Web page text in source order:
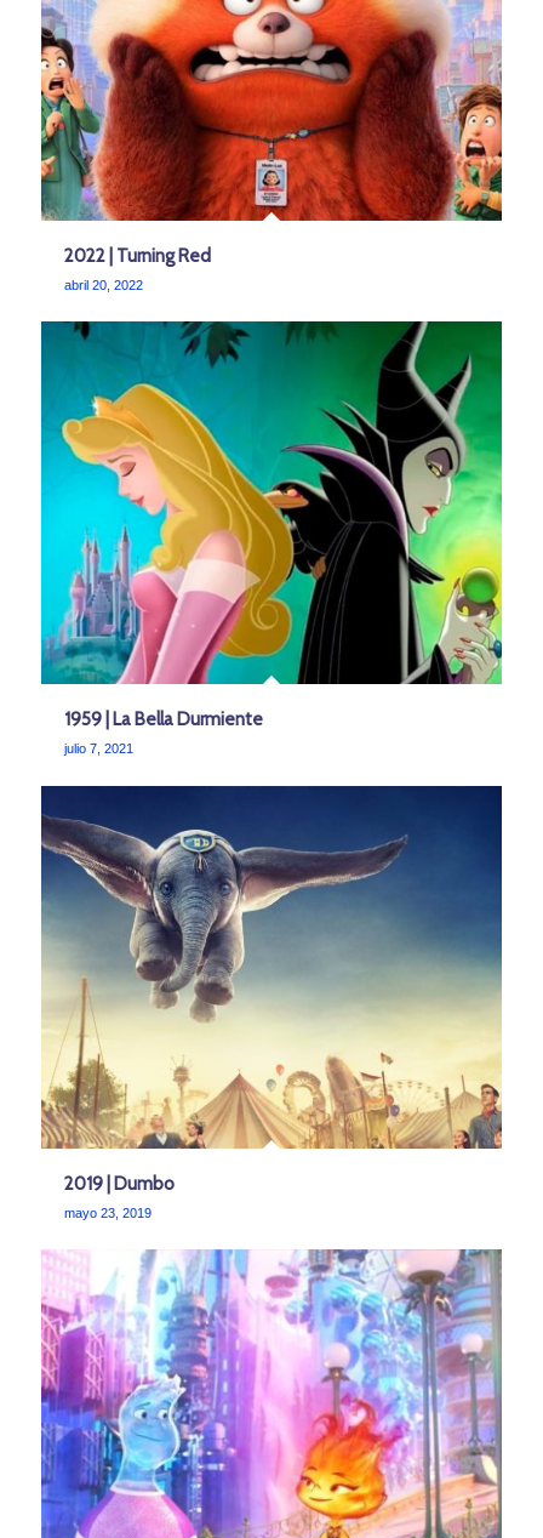
2022 | Turning Red
abril 20, 2022
1959 | La Bella Durmiente
julio 7, 2021
2019 | Dumbo
mayo 23, 2019